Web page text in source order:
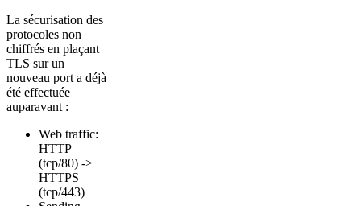
La sécurisation des
protocoles non
chiffrés en plaçant
TLS sur un
nouveau port a déjà
été effectuée
auparavant :
Web traffic:
HTTP
(tcp/80) ->
HTTPS
(tcp/443)